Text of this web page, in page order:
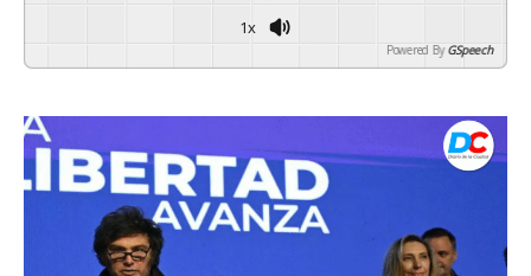
1x
Powered By GSpeech